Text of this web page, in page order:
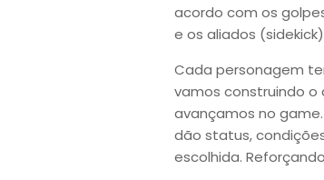
acordo com os
e os aliados
Cada personagem
vamos construindo o
avançamos no
dão status,
escolhida.